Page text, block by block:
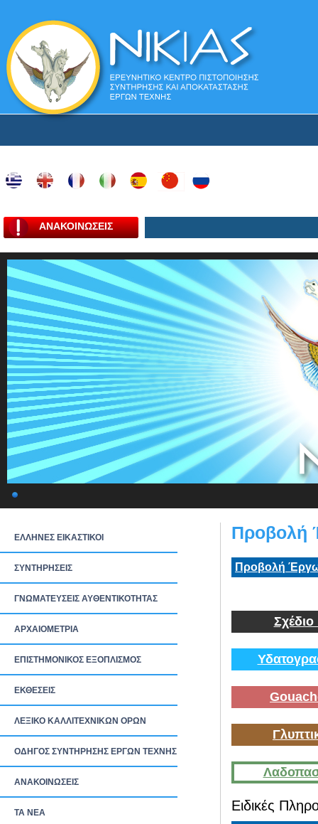
ΑΝΑΚΟΙΝΩΣΕΙΣ
ΕΛΛΗΝΕΣ ΕΙΚΑΣΤΙΚΟΙ
ΣΥΝΤΗΡΗΣΕΙΣ
ΓΝΩΜΑΤΕΥΣΕΙΣ ΑΥΘΕΝΤΙΚΟΤΗΤΑΣ
ΑΡΧΑΙΟΜΕΤΡΙΑ
ΕΠΙΣΤΗΜΟΝΙΚΟΣ ΕΞΟΠΛΙΣΜΟΣ
ΕΚΘΕΣΕΙΣ
ΛΕΞΙΚΟ ΚΑΛΛΙΤΕΧΝΙΚΩΝ ΟΡΩΝ
ΟΔΗΓΟΣ ΣΥΝΤΗΡΗΣΗΣ ΕΡΓΩΝ ΤΕΧΝΗΣ
ΑΝΑΚΟΙΝΩΣΕΙΣ
ΤΑ ΝEΑ
Προβολή
Προβολή
Σχέδιο
Ειδικές